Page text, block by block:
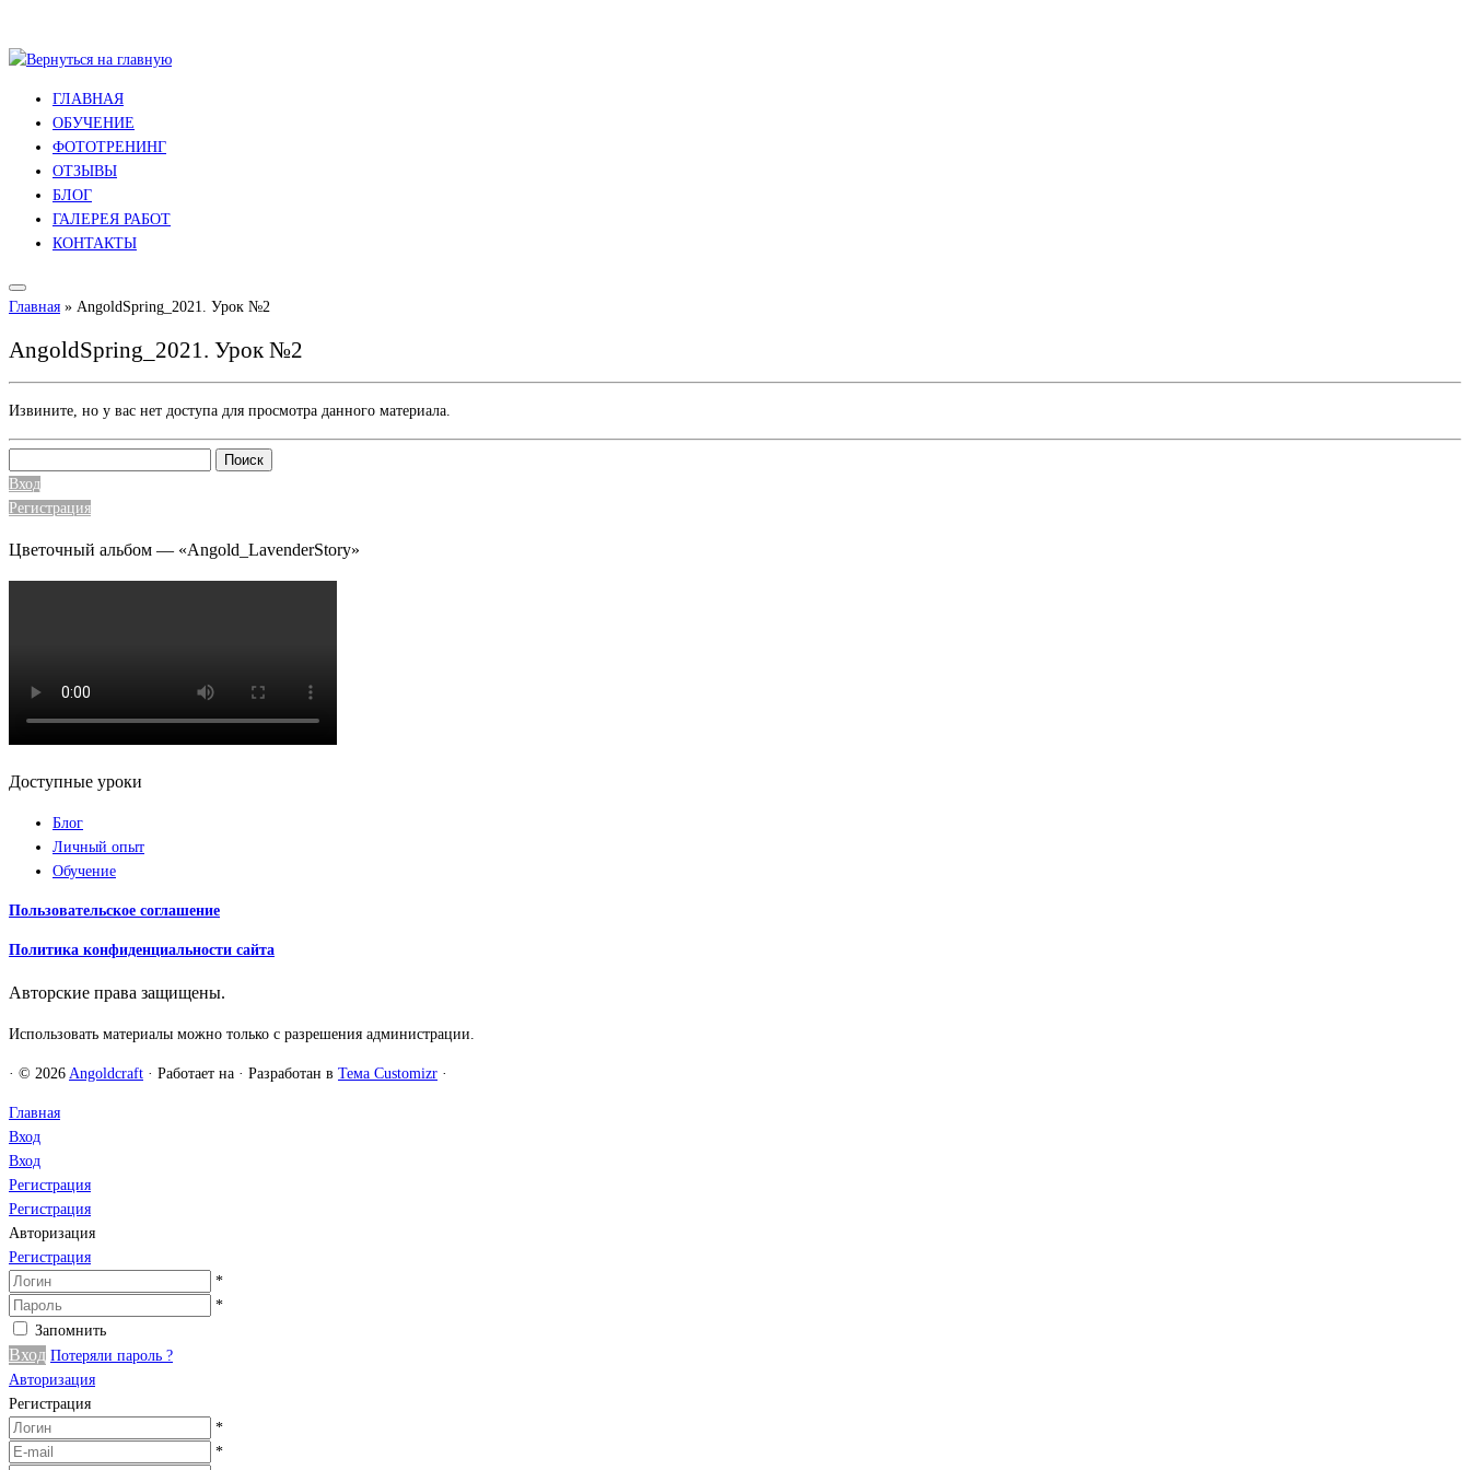
Перейти
содержимому
ГЛАВНАЯ
ОБУЧЕНИЕ
ФОТОТРЕНИНГ
ОТЗЫВЫ
БЛОГ
ГАЛЕРЕЯ РАБОТ
КОНТАКТЫ
Главная » AngoldSpring_2021. Урок №2
AngoldSpring_2021. Урок №2
Извините, но у вас нет доступа для просмотра данного материала.
Вход
Регистрация
Цветочный альбом — «Angold_LavenderStory»
Доступные уроки
Блог
Личный опыт
Обучение
Пользовательское соглашение
Политика конфиденциальности сайта
Авторские права защищены.
Использовать материалы можно только с разрешения администрации.
· © 2026 Angoldcraft · Работает на · Разработан в Тема Customizr ·
Главная
Вход
Вход
Регистрация
Регистрация
Авторизация
Регистрация
*
*
Запомнить
Вход Потеряли пароль ?
Авторизация
Регистрация
*
*